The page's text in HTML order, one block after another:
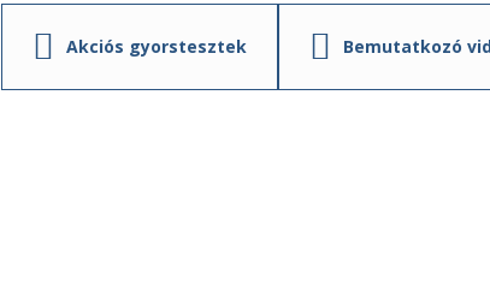
Akciós gyorstesztek Bemutatkozó